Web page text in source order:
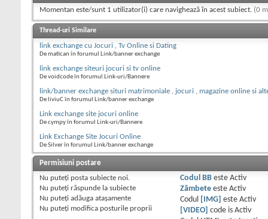
Momentan este/sunt 1 utilizator(i) care navighează în acest subiect. (0
Thread-uri Similare
link exchange cu Jocuri , Tv Online si Dating
De matican în forumul Link/banner exchange
link exchange siteuri jocuri si tv online
De voidcode în forumul Link-uri/Bannere
link/banner exchange situri matrimoniale , jocuri , magazine online si
De liviuC în forumul Link/banner exchange
Link exchange site jocuri online
De cympy în forumul Link-uri/Bannere
Link Exchange Site Jocuri Online
De Silver în forumul Link/banner exchange
Permisiuni postare
Nu puteţi posta subiecte noi.
Nu puteţi răspunde la subiecte
Nu puteţi adăuga ataşamente
Nu puteţi modifica posturile proprii
Codul BBeste Activ
Zâmbeteeste Activ
Codul
[IMG] este Activ
[VIDEO]
code is Activ